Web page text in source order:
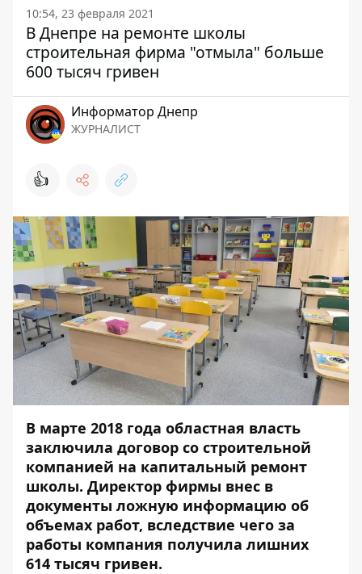
10:54, 23 февраля 2021
В Днепре на ремонте школы
строительная фирма "отмыла" больше
600 тысяч гривен
Информатор Днепр
ЖУРНАЛИСТ
👍
В марте 2018 года областная власть
заключила договор со строительной
компанией на капитальный ремонт
школы. Директор фирмы внес в
документы ложную информацию об
объемах работ, вследствие чего за
работы компания получила лишних
614 тысяч гривен.